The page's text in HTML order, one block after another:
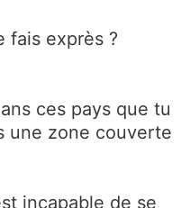
fais exprès ?
ces pays que tu
une zone couverte
incapable de se